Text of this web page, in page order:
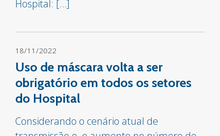
Hospital: […]
18/11/2022
Uso de máscara volta a ser
obrigatório em todos os setores
do Hospital
Considerando o cenário atual de